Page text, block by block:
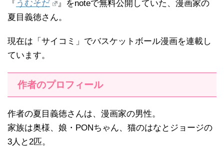
『 うむそだ
』をnoteで無料公開していた、漫画家の
夏目義徳さん。
現在は「サイコミ」でバスケットボール漫画を連載し
ています。
作者のプロフィール
作者の夏目義徳さんは、漫画家の男性。
家族は奥様、娘・PONちゃん、猫のはなとジョージの
3人と2匹。